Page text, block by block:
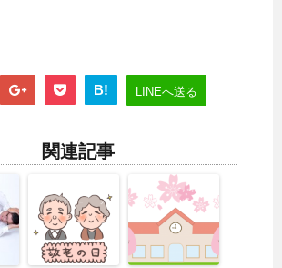
B! LINEへ送る
関連記事